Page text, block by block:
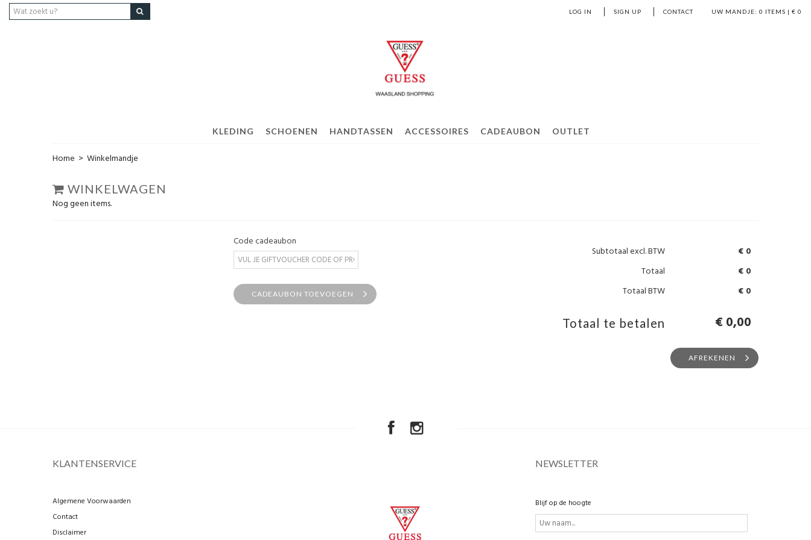
UW MANDJE: 0 ITEMS | € 0
LOG IN SIGN UP CONTACT
KLEDING SCHOENEN HANDTASSEN ACCESSOIRES CADEAUBON OUTLET
Home > Winkelmandje
WINKELWAGEN
Nog geen items.
Code cadeaubon
CADEAUBON TOEVOEGEN
Subtotaalexcl. BTW
€ 0
Totaal
€ 0
Totaal BTW
€ 0
Totaal te betalen € 0,00
AFREKENEN
KLANTENSERVICE
Algemene Voorwaarden
Contact
Disclaimer
NEWSLETTER
Blijf op de hoogte